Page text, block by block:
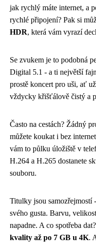
jak rychlý máte internet, a
rychlé připojení? Pak si
HDR, která vám vyrazí
Se zvukem je to podobná
Digital 5.1 - a ti největší
prostě koncert pro uši, ať
vždycky křišťálově čistý a
Často na cestách? Žádný
můžete koukat i bez
vám to půlku úložiště v
H.264 a H.265 dostanete
souboru.
Titulky jsou samozřejmostí
svého gusta. Barvu,
napadne. A co spotřeba dat?
kvality až po 7 GB u 4K.